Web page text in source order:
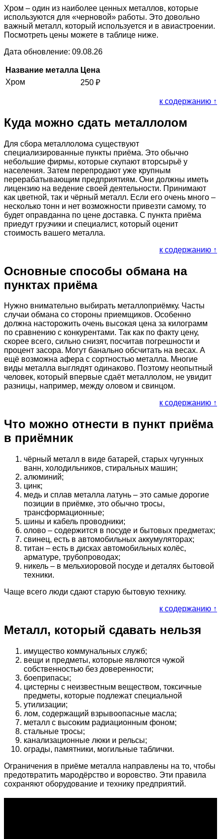
Хром – один из наиболее ценных металлов, которые
используются для «черновой» работы. Это довольно
важный металл, который используется и в авиастроении.
Посмотреть цены можете в таблице ниже.
Дата обновление: 09.08.26
Название металла Цена
Хром
250 ₽
к содержанию ↑
Куда можно сдать металлолом
Для сбора металлолома существуют
специализированные пункты приёма. Это обычно
небольшие фирмы, которые скупают вторсырьё у
населения. Затем перепродают уже крупным
перерабатывающим предприятиям. Они должны иметь
лицензию на ведение своей деятельности. Принимают
как цветной, так и чёрный металл. Если его очень много –
несколько тонн и нет возможности привезти самому, то
будет оправданна по цене доставка. С пункта приёма
приедут грузчики и специалист, который оценит
стоимость вашего металла.
к содержанию ↑
Основные способы обмана на
пунктах приёма
Нужно внимательно выбирать металлоприёмку. Часты
случаи обмана со стороны приемщиков. Особенно
должна насторожить очень высокая цена за килограмм
по сравнению с конкурентами. Так как по факту цену,
скорее всего, сильно снизят, посчитав погрешности и
процент засора. Могут банально обсчитать на весах. А
ещё возможна афера с сортностью металла. Многие
виды металла выглядят одинаково. Поэтому неопытный
человек, который впервые сдаёт металлолом, не увидит
разницы, например, между оловом и свинцом.
к содержанию ↑
Что можно отнести в пункт приёма
в приёмник
чёрный металл в виде батарей, старых чугунных
ванн, холодильников, стиральных машин;
алюминий;
цинк;
медь и сплав металла латунь – это самые дорогие
позиции в приёмке, это обычно тросы,
трансформационные;
шины и кабель проводники;
олово – содержится в посуде и бытовых предметах;
свинец, есть в автомобильных аккумуляторах;
титан – есть в дисках автомобильных колёс,
арматуре, трубопроводах;
никель – в мельхиоровой посуде и деталях бытовой
техники.
Чаще всего люди сдают старую бытовую технику.
к содержанию ↑
Металл, который сдавать нельзя
имущество коммунальных служб;
вещи и предметы, которые являются чужой
собственностью без доверенности;
боеприпасы;
цистерны с неизвестным веществом, токсичные
предметы, которые подлежат специальной
утилизации;
лом, содержащий взрывоопасные масла;
металл с высоким радиационным фоном;
стальные тросы;
канализационные люки и рельсы;
ограды, памятники, могильные таблички.
Ограничения в приёме металла направлены на то, чтобы
предотвратить мародёрство и воровство. Эти правила
сохраняют оборудование и технику предприятий.